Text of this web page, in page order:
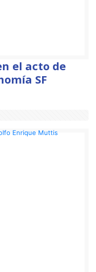
el acto de
SF